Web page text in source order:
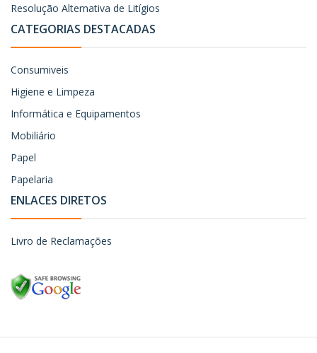
Resolução Alternativa de Litígios
CATEGORIAS DESTACADAS
Consumiveis
Higiene e Limpeza
Informática e Equipamentos
Mobiliário
Papel
Papelaria
ENLACES DIRETOS
Livro de Reclamações